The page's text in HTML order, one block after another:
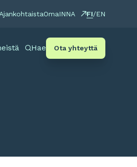
AjankohtaistaOmaINNA FI/EN
Hae Ota yhteyttä